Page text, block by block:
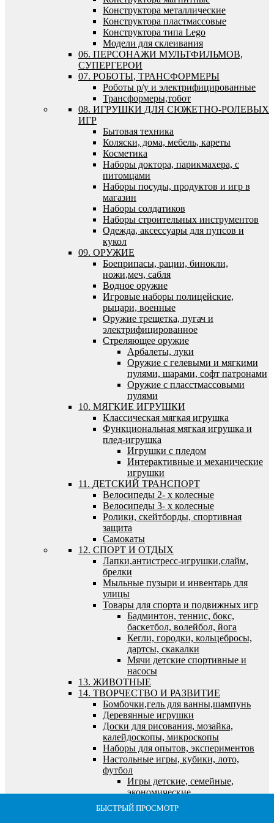
БЫСТРЫЙ ПРОСМОТР
БЫСТРЫЙ ПРОСМОТР
БЫСТРЫЙ ПРОСМОТР
БЫСТРЫЙ ПРОСМОТР
БЫСТРЫЙ ПРОСМОТР
Конструктора металлические
Конструктора пластмассовые
Конструктора типа Lego
Модели для склеивания
06. ПЕРСОНАЖИ МУЛЬТФИЛЬМОВ,
СУПЕРГЕРОИ
07. РОБОТЫ, ТРАНСФОРМЕРЫ
Роботы р/у и электрифицированные
Трансформеры,тобот
08. ИГРУШКИ ДЛЯ СЮЖЕТНО-РОЛЕВЫХ
ИГР
Бытовая техника
Коляски, дома, мебель, кареты
Косметика
Наборы доктора, парикмахера, с
питомцами
Наборы посуды, продуктов и игр в
магазин
Наборы солдатиков
Наборы строительных инструментов
Одежда, аксессуары для пупсов и
кукол
09. ОРУЖИЕ
Боеприпасы, рации, бинокли,
ножи,меч, сабля
Водное оружие
Игровые наборы полицейские,
рыцари, военные
Оружие трещетка, пугач и
электрифицированное
Стреляющее оружие
Арбалеты, луки
Оружие с гелевыми и мягкими
пулями, шарами, софт патронами
Оружие с пласстмассовыми
пулями
10. МЯГКИЕ ИГРУШКИ
Классическая мягкая игрушка
Функциональная мягкая игрушка и
плед-игрушка
Игрушки с пледом
Интерактивные и механические
игрушки
11. ДЕТСКИЙ ТРАНСПОРТ
Велосипеды 2- х колесные
Велосипеды 3- х колесные
Ролики, скейтборды, спортивная
защита
Самокаты
12. СПОРТ И ОТДЫХ
Лапки,антистресс-игрушки,слайм,
брелки
Мыльные пузыри и инвентарь для
улицы
Товары для спорта и подвижных игр
Бадминтон, теннис, бокс,
баскетбол, волейбол, йога
Кегли, городки, кольцебросы,
дартсы, скакалки
Мячи детские спортивные и
насосы
13. ЖИВОТНЫЕ
14. ТВОРЧЕСТВО И РАЗВИТИЕ
Бомбочки,гель для ванны,шампунь
Деревянные игрушки
Доски для рисования, мозайка,
калейдоскопы, микроскопы
Наборы для опытов, экспериментов
Настольные игры, кубики, лото,
футбол
Игры детские, семейные,
экономические
Кубики, лото, домино, шахматы
и логические игры